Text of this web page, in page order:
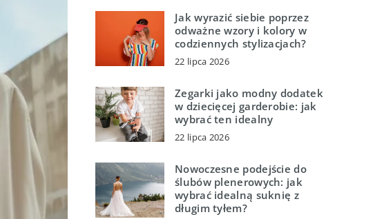
Jak wyrazić siebie poprzez
odważne wzory i kolory w
codziennych stylizacjach?
22 lipca 2026
Zegarki jako modny dodatek
w dziecięcej garderobie: jak
wybrać ten idealny
22 lipca 2026
Nowoczesne podejście do
ślubów plenerowych: jak
wybrać idealną suknię z
długim tyłem?